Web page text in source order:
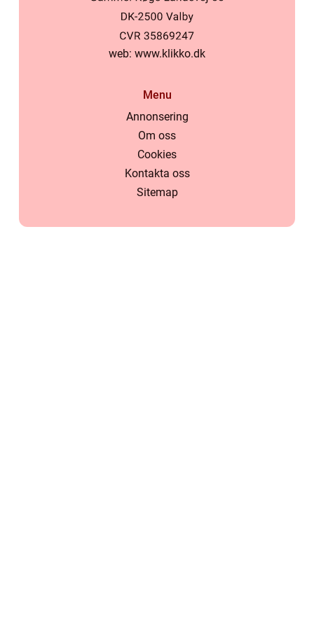
web: www.klikko.dk
Menu
Annonsering
Om oss
Cookies
Kontakta oss
Sitemap